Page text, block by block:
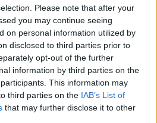
Please note that after your
you may continue seeing
on personal information utilized by
disclosed to third parties prior to
opt-out of the further
information by third parties on the
This information may
third parties on the IAB’s List of
that may further disclose it to other
dono di Pasqua al Papa
per Papa Francesco
Francesco in Consiglio
aperto le porte agli aretini